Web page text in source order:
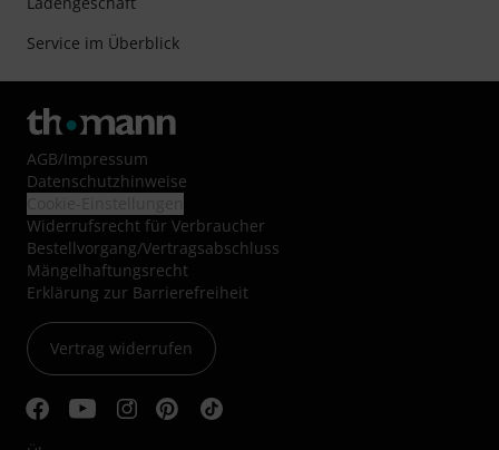
Service im Überblick
AGB/Impressum
Datenschutzhinweise
Widerrufsrecht für Verbraucher
Bestellvorgang/Vertragsabschluss
Mängelhaftungsrecht
Erklärung zur Barrierefreiheit
Vertrag widerrufen